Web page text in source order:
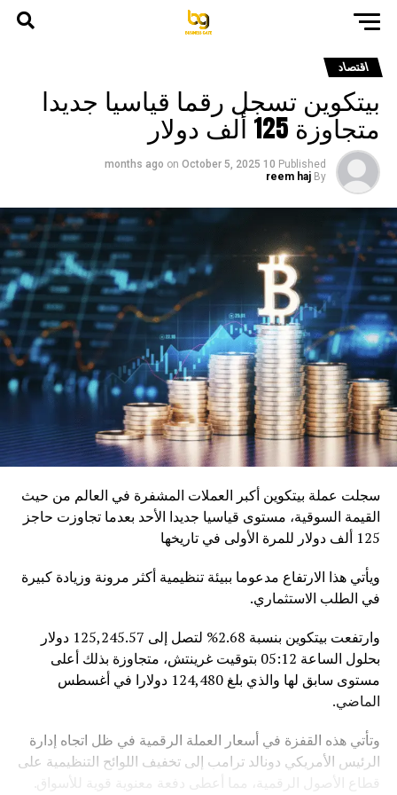
اقتصاد
بيتكوين تسجل رقما قياسيا جديدا
متجاوزة 125 ألف دولار
Published
10 months ago
on October 5, 2025
By
reem haj
سجلت عملة بيتكوين أكبر العملات المشفرة في العالم من حيث
القيمة السوقية، مستوى قياسيا جديدا الأحد بعدما تجاوزت حاجز
125 ألف دولار للمرة الأولى في تاريخها
ويأتي هذا الارتفاع مدعوما ببيئة تنظيمية أكثر مرونة وزيادة كبيرة
في الطلب الاستثماري.
وارتفعت بيتكوين بنسبة 2.68% لتصل إلى 125,245.57 دولار
بحلول الساعة 05:12 بتوقيت غرينتش، متجاوزة بذلك أعلى
مستوى سابق لها والذي بلغ 124,480 دولارا في أغسطس
الماضي.
وتأتي هذه القفزة في أسعار العملة الرقمية في ظل اتجاه إدارة
الرئيس الأمريكي دونالد ترامب إلى تخفيف اللوائح التنظيمية على
قطاع الأصول الرقمية، مما أعطى دفعة معنوية قوية للأسواق.